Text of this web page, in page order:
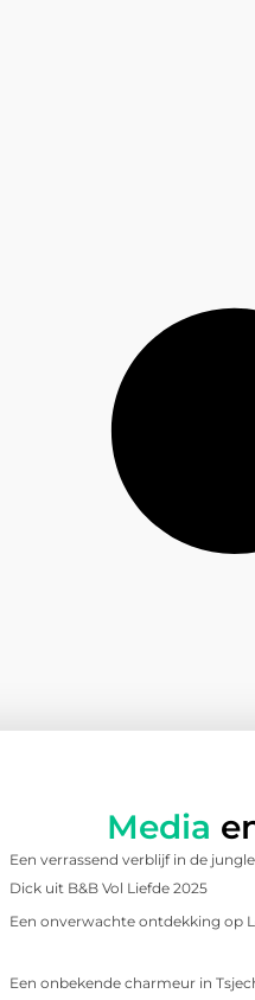
Media
Een verrassend verblijf in de
Dick uit B&B Vol Liefde 2025
Een onverwachte ontdekking op
Een onbekende charmeur in